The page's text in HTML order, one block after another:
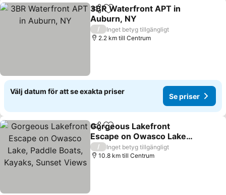
Dela Lägg till i Mina Favoriter
3BR Waterfront APT in
Auburn, NY
/
Inget betyg tillgängligt
2.2 km till Centrum
Välj datum för att se exakta priser
Se priser
Dela Lägg till i Mina Favoriter
Gorgeous Lakefront
Escape on Owasco Lake,
Paddle Boats, Kayaks,
Sunset Views
/
Inget betyg tillgängligt
10.8 km till Centrum